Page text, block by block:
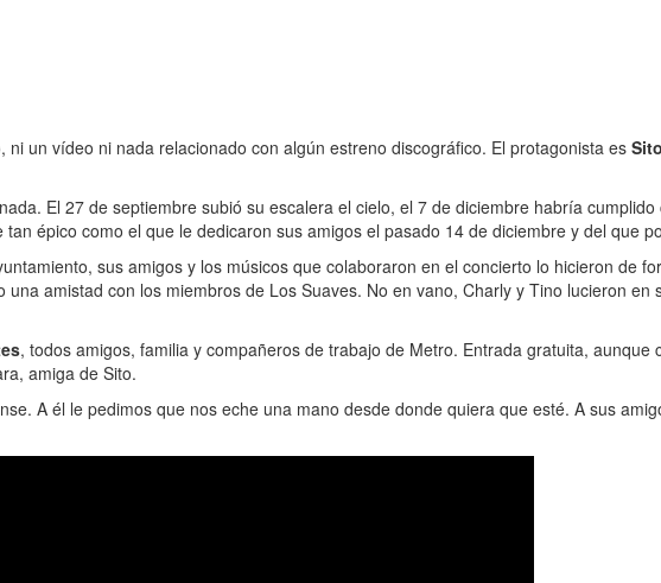
un vídeo ni nada relacionado con algún estreno discográfico. El protagonista es
El 27 de septiembre subió su escalera el cielo, el 7 de diciembre habría
épico como el que le dedicaron sus amigos el pasado 14 de diciembre y del que
sus amigos y los músicos que colaboraron en el concierto lo hicieron de
amistad con los miembros de Los Suaves. No en vano, Charly y Tino lucieron
, todos amigos, familia y compañeros de trabajo de Metro. Entrada gratuita,
amiga de Sito.
A él le pedimos que nos eche una mano desde donde quiera que esté. A sus